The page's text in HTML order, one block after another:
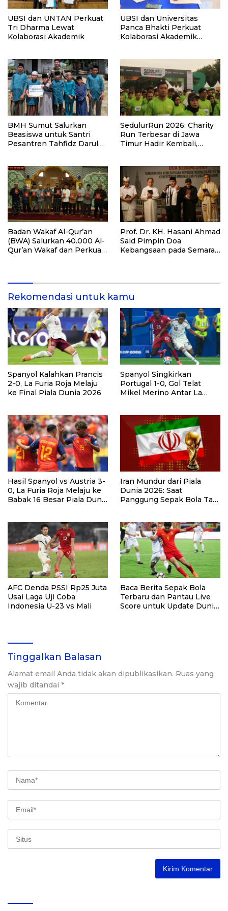
UBSI dan UNTAN Perkuat
Tri Dharma Lewat
Kolaborasi Akademik
UBSI dan Universitas
Panca Bhakti Perkuat
Kolaborasi Akademik
BMH Sumut Salurkan
Beasiswa untuk Santri
Pesantren Tahfidz Darul
SedulurRun 2026: Charity
Run Terbesar di Jawa
Timur Hadir Kembali,
Santri dan Guru Honorer
Badan Wakaf Al-Qur’an
(BWA) Salurkan 40.000 Al-
Qur’an Wakaf dan Perkuat
Prof. Dr. KH. Hasani Ahmad
Said Pimpin Doa
Kebangsaan pada Semarak
Rekomendasi untuk kamu
Spanyol Kalahkan Prancis
2-0, La Furia Roja Melaju
ke Final Piala Dunia 2026
Spanyol Singkirkan
Portugal 1-0, Gol Telat
Mikel Merino Antar La
Hasil Spanyol vs Austria 3-
0, La Furia Roja Melaju ke
Babak 16 Besar Piala Dunia
Iran Mundur dari Piala
Dunia 2026: Saat
Panggung Sepak Bola Tak
AFC Denda PSSI Rp25 Juta
Usai Laga Uji Coba
Indonesia U-23 vs Mali
Baca Berita Sepak Bola
Terbaru dan Pantau Live
Score untuk Update Dunia
Tinggalkan Balasan
Alamat email Anda tidak akan dipublikasikan. Ruas yang
wajib ditandai *